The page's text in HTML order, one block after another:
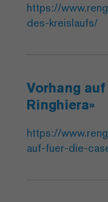
https://
des-kreislaufs/
Vorhang
Ringhiera»
https://
auf-fuer-die-